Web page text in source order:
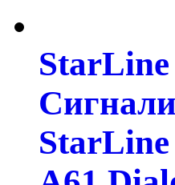
StarLine
StarLine